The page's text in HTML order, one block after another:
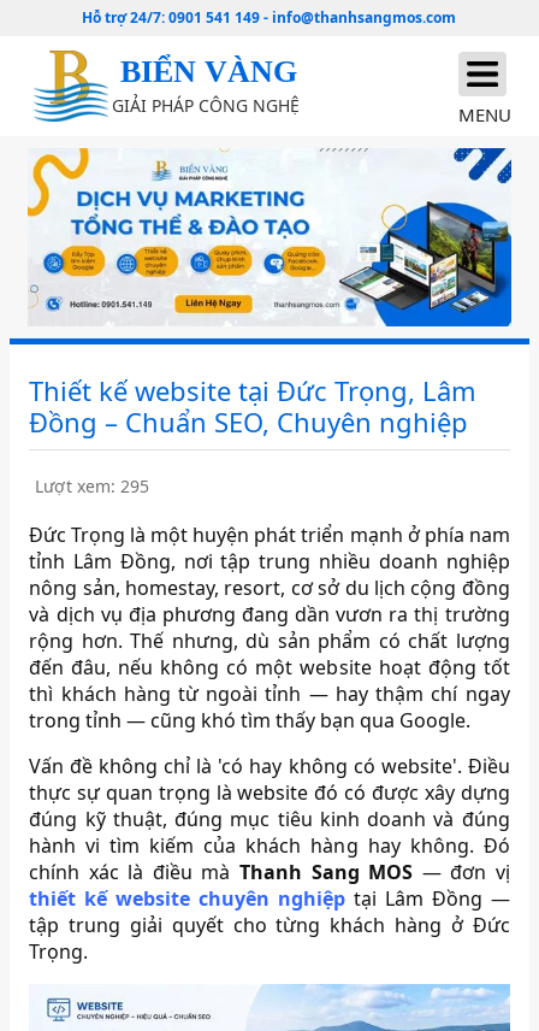
Hỗ trợ 24/7:0901 541 149- info@thanhsangmos.com
BIỂN VÀNG
GIẢI PHÁP CÔNG NGHỆ MENU
Thiết kế website tại Đức Trọng, Lâm
Đồng – Chuẩn SEO, Chuyên nghiệp
Lượt xem: 295
Đức Trọng là một huyện phát triển mạnh ở phía nam
tỉnh Lâm Đồng, nơi tập trung nhiều doanh nghiệp
nông sản, homestay, resort, cơ sở du lịch cộng đồng
và dịch vụ địa phương đang dần vươn ra thị trường
rộng hơn. Thế nhưng, dù sản phẩm có chất lượng
đến đâu, nếu không có một website hoạt động tốt
thì khách hàng từ ngoài tỉnh — hay thậm chí ngay
trong tỉnh — cũng khó tìm thấy bạn qua Google.
Vấn đề không chỉ là 'có hay không có website'. Điều
thực sự quan trọng là website đó có được xây dựng
đúng kỹ thuật, đúng mục tiêu kinh doanh và đúng
hành vi tìm kiếm của khách hàng hay không. Đó
chính xác là điều mà Thanh Sang MOS — đơn vị
thiết kế website chuyên nghiệp tại Lâm Đồng —
tập trung giải quyết cho từng khách hàng ở Đức
Trọng.